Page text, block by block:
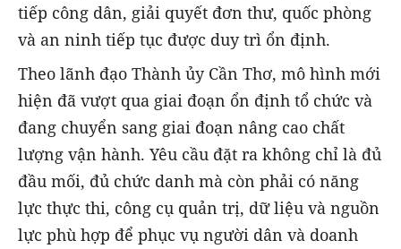
tiếp công dân, giải quyết đơn thư, quốc phòng
và an ninh tiếp tục được duy trì ổn định.
Theo lãnh đạo Thành ủy Cần Thơ, mô hình mới
hiện đã vượt qua giai đoạn ổn định tổ chức và
đang chuyển sang giai đoạn nâng cao chất
lượng vận hành. Yêu cầu đặt ra không chỉ là đủ
đầu mối, đủ chức danh mà còn phải có năng
lực thực thi, công cụ quản trị, dữ liệu và nguồn
lực phù hợp để phục vụ người dân và doanh